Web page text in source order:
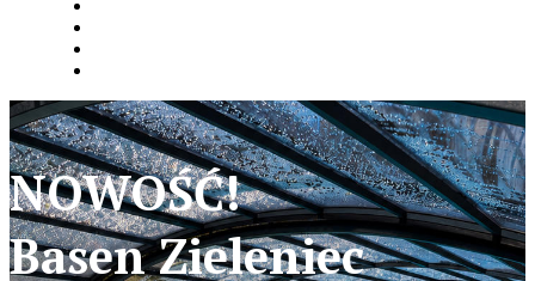
NOWOŚĆ!
Basen Zieleniec